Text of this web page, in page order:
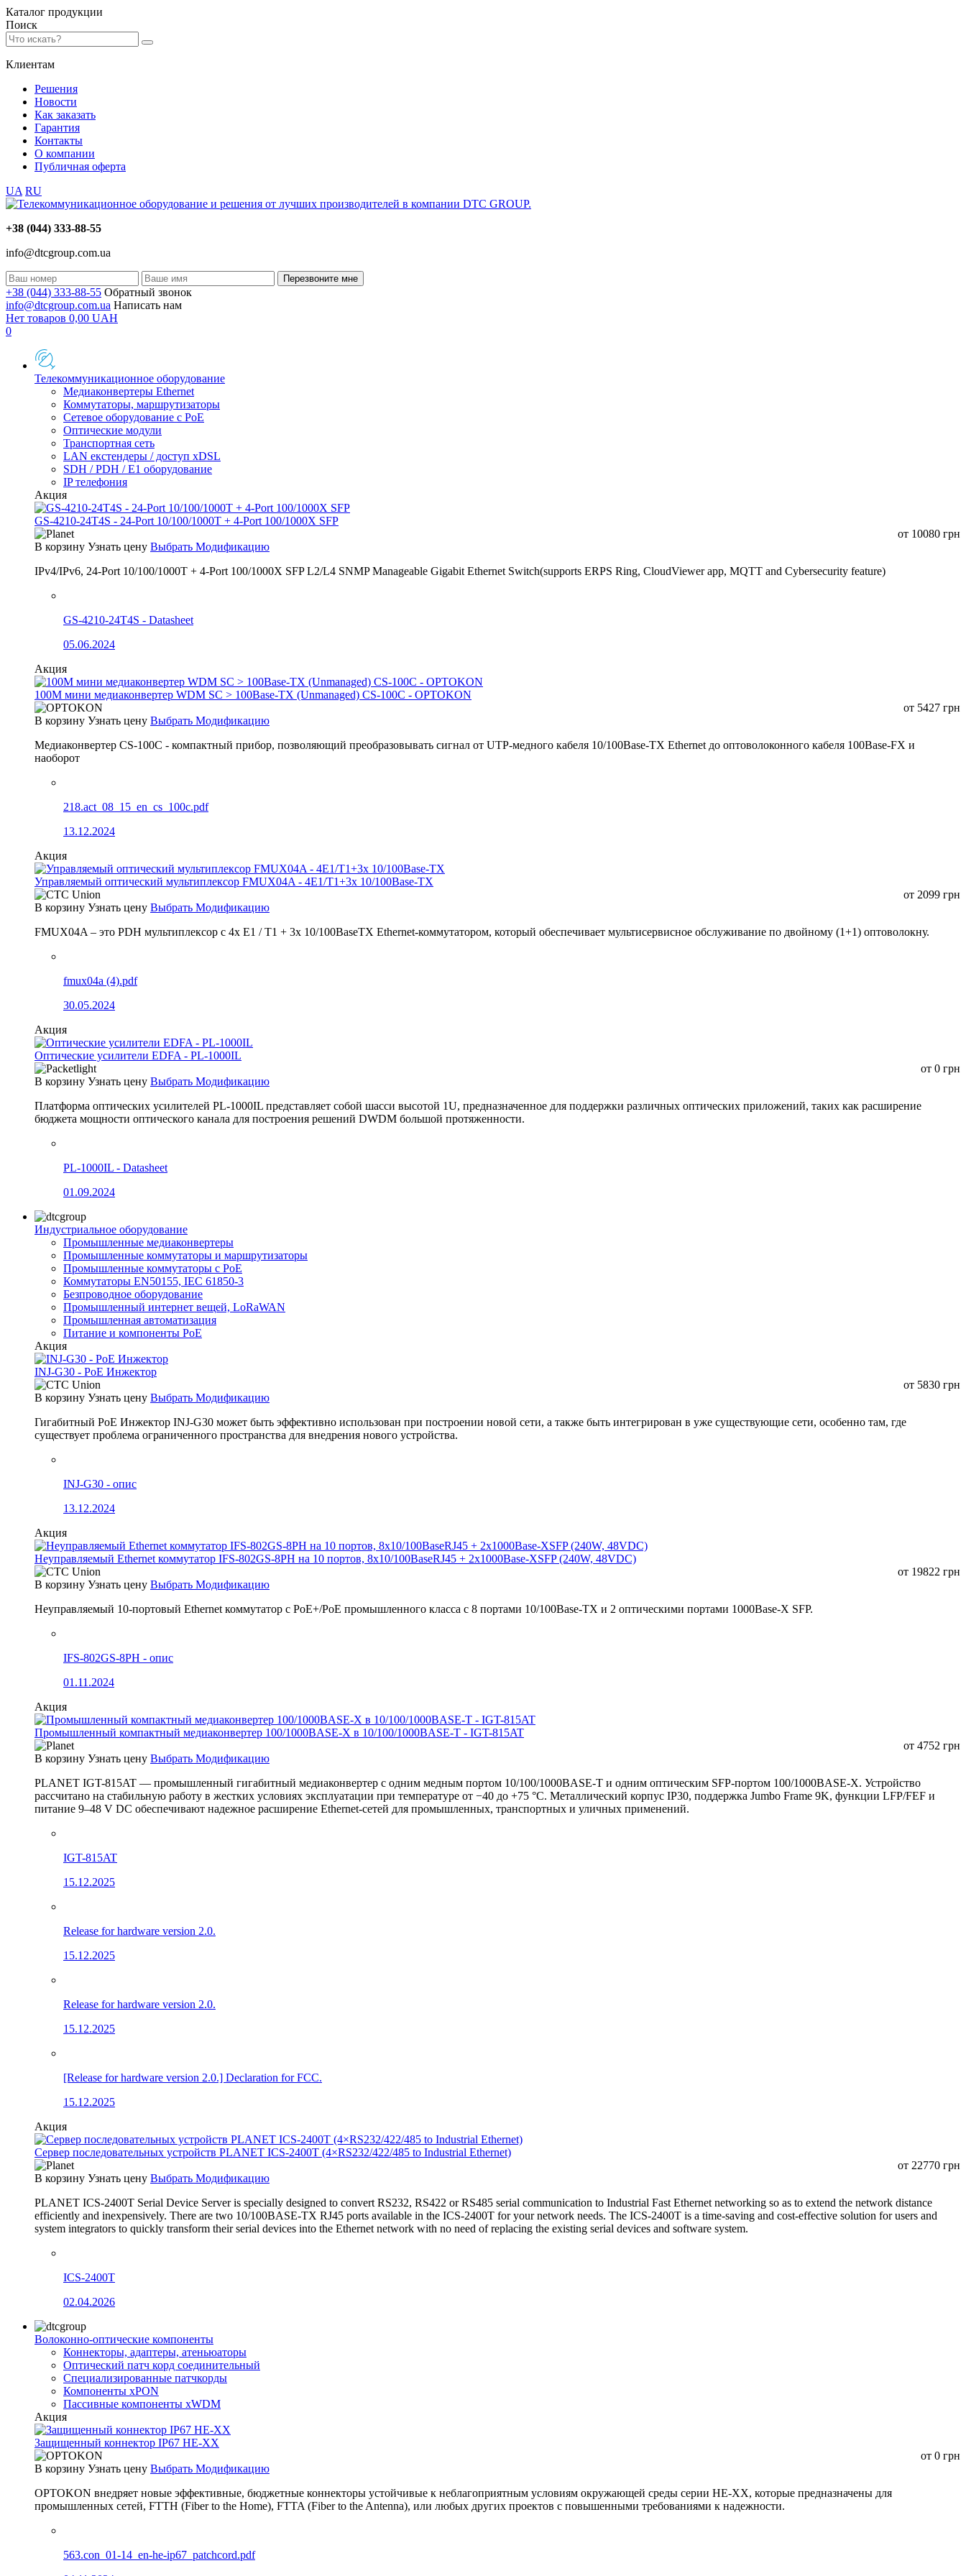
Каталог продукции
Поиск
Клиентам
Решения
Новости
Как заказать
Гарантия
Контакты
О компании
Публичная оферта
UA RU
+38 (044) 333-88-55
info@dtcgroup.com.ua
Перезвоните мне
+38 (044) 333-88-55 Обратный звонок
info@dtcgroup.com.ua Написать нам
Нет товаров 0,00 UAH
0
Телекоммуникационное оборудование
Медиаконвертеры Ethernet
Коммутаторы, маршрутизаторы
Сетевое оборудование с PoE
Оптические модули
Транспортная сеть
LAN екстендеры / доступ xDSL
SDH / PDH / E1 оборудование
IP телефония
Акция
GS-4210-24T4S - 24-Port 10/100/1000T + 4-Port 100/1000X SFP
от 10080 грн
В корзину Узнать цену Выбрать Модификацию
IPv4/IPv6, 24-Port 10/100/1000T + 4-Port 100/1000X SFP L2/L4 SNMP Manageable Gigabit Ethernet Switch(supports ERPS Ring, CloudViewer app, MQTT and Cybersecurity feature)
GS-4210-24T4S - Datasheet
05.06.2024
Акция
100М мини медиаконвертер WDM SC > 100Base-TX (Unmanaged) CS-100C - OPTOKON
от 5427 грн
В корзину Узнать цену Выбрать Модификацию
Медиаконвертер CS-100C - компактный прибор, позволяющий преобразовывать сигнал от UTP-медного кабеля 10/100Base-TX Ethernet до оптоволоконного кабеля 100Base-FX и
наоборот
218.act_08_15_en_cs_100c.pdf
13.12.2024
Акция
Управляемый оптический мультиплексор FMUX04A - 4E1/T1+3x 10/100Base-TX
от 2099 грн
В корзину Узнать цену Выбрать Модификацию
FMUX04A – это PDH мультиплексор с 4x E1 / T1 + 3x 10/100BaseTX Ethernet-коммутатором, который обеспечивает мультисервисное обслуживание по двойному (1+1) оптоволокну.
fmux04a (4).pdf
30.05.2024
Акция
Оптические усилители EDFA - PL-1000IL
от 0 грн
В корзину Узнать цену Выбрать Модификацию
Платформа оптических усилителей PL-1000IL представляет собой шасси высотой 1U, предназначенное для поддержки различных оптических приложений, таких как расширение
бюджета мощности оптического канала для построения решений DWDM большой протяженности.
PL-1000IL - Datasheet
01.09.2024
Индустриальное оборудование
Промышленные медиаконвертеры
Промышленные коммутаторы и маршрутизаторы
Промышленные коммутаторы с PoE
Коммутаторы EN50155, IEC 61850-3
Безпроводное оборудование
Промышленный интернет вещей, LoRaWAN
Промышленная автоматизация
Питание и компоненты PoE
Акция
INJ-G30 - PoE Инжектор
от 5830 грн
В корзину Узнать цену Выбрать Модификацию
Гигабитный PoE Инжектор INJ-G30 может быть эффективно использован при построении новой сети, а также быть интегрирован в уже существующие сети, особенно там, где
существует проблема ограниченного пространства для внедрения нового устройства.
INJ-G30 - опис
13.12.2024
Акция
Неуправляемый Ethernet коммутатор IFS-802GS-8PH на 10 портов, 8x10/100BaseRJ45 + 2x1000Base-XSFP (240W, 48VDC)
от 19822 грн
В корзину Узнать цену Выбрать Модификацию
Неуправляемый 10-портовый Ethernet коммутатор с PoE+/PoE промышленного класса с 8 портами 10/100Base-TX и 2 оптическими портами 1000Base-X SFP.
IFS-802GS-8PH - опис
01.11.2024
Акция
Промышленный компактный медиаконвертер 100/1000BASE-X в 10/100/1000BASE-T - IGT-815AT
от 4752 грн
В корзину Узнать цену Выбрать Модификацию
PLANET IGT-815AT — промышленный гигабитный медиаконвертер с одним медным портом 10/100/1000BASE-T и одним оптическим SFP-портом 100/1000BASE-X. Устройство
рассчитано на стабильную работу в жестких условиях эксплуатации при температуре от −40 до +75 °C. Металлический корпус IP30, поддержка Jumbo Frame 9K, функции LFP/FEF и
питание 9–48 V DC обеспечивают надежное расширение Ethernet-сетей для промышленных, транспортных и уличных применений.
IGT-815AT
15.12.2025
Release for hardware version 2.0.
15.12.2025
Release for hardware version 2.0.
15.12.2025
[Release for hardware version 2.0.] Declaration for FCC.
15.12.2025
Акция
Сервер последовательных устройств PLANET ICS-2400T (4×RS232/422/485 to Industrial Ethernet)
от 22770 грн
В корзину Узнать цену Выбрать Модификацию
PLANET ICS-2400T Serial Device Server is specially designed to convert RS232, RS422 or RS485 serial communication to Industrial Fast Ethernet networking so as to extend the network distance
efficiently and inexpensively. There are two 10/100BASE-TX RJ45 ports available in the ICS-2400T for your network needs. The ICS-2400T is a time-saving and cost-effective solution for users and
system integrators to quickly transform their serial devices into the Ethernet network with no need of replacing the existing serial devices and software system.
ICS-2400T
02.04.2026
Волоконно-оптические компоненты
Коннекторы, адаптеры, атеньюаторы
Оптический патч корд соединительный
Специализированные патчкорды
Компоненты xPON
Пассивные компоненты xWDM
Акция
Защищенный коннектор IP67 HE-XX
от 0 грн
В корзину Узнать цену Выбрать Модификацию
OPTOKON внедряет новые эффективные, бюджетные коннекторы устойчивые к неблагоприятным условиям окружающей среды серии HE-XX, которые предназначены для
промышленных сетей, FTTH (Fiber to the Home), FTTA (Fiber to the Antenna), или любых других проектов с повышенными требованиями к надежности.
563.con_01-14_en-he-ip67_patchcord.pdf